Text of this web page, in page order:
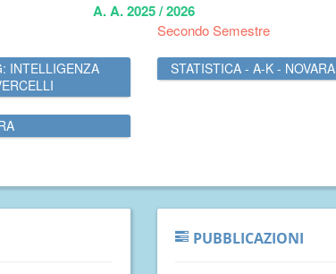
A. A. 2025 / 2026
INTELLIGENZA
Secondo Semestre
STATISTICA - A-K - NOVARA
PUBBLICAZIONI